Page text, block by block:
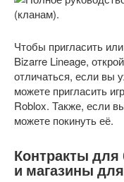
Чтобы пригласить
Bizarre Lineage,
отличаться, если вы
можете пригласить
Roblox. Также, если
можете покинуть её.
Контракты для
и магазины